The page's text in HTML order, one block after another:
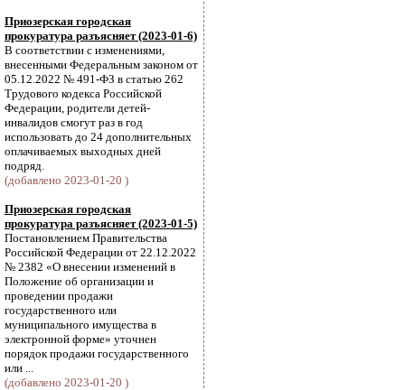
Приозерская городская
прокуратура разъясняет (2023-01-6)
В соответствии с изменениями,
внесенными Федеральным законом от
05.12.2022 № 491-ФЗ в статью 262
Трудового кодекса Российской
Федерации, родители детей-
инвалидов смогут раз в год
использовать до 24 дополнительных
оплачиваемых выходных дней
подряд.
(добавлено 2023-01-20 )
Приозерская городская
прокуратура разъясняет (2023-01-5)
Постановлением Правительства
Российской Федерации от 22.12.2022
№ 2382 «О внесении изменений в
Положение об организации и
проведении продажи
государственного или
муниципального имущества в
электронной форме» уточнен
порядок продажи государственного
или ...
(добавлено 2023-01-20 )